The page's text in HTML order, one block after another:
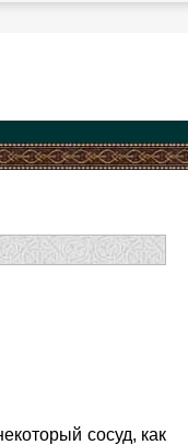
сосуд, как